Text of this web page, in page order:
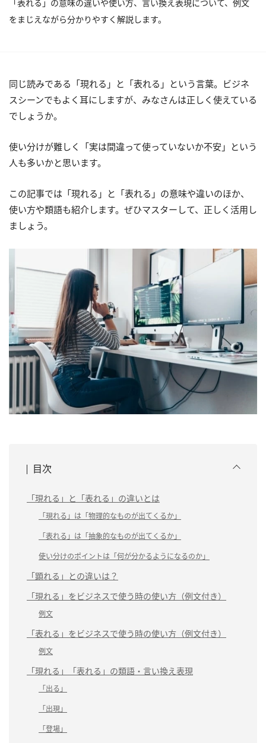
「表れる」の意味の違いや使い方、言い換え表現について、例文
をまじえながら分かりやすく解説します。
同じ読みである「現れる」と「表れる」という言葉。ビジネ
スシーンでもよく耳にしますが、みなさんは正しく使えている
でしょうか。
使い分けが難しく「実は間違って使っていないか不安」という
人も多いかと思います。
この記事では「現れる」と「表れる」の意味や違いのほか、
使い方や類語も紹介します。ぜひマスターして、正しく活用し
ましょう。
目次
「現れる」と「表れる」の違いとは
「現れる」は「物理的なものが出てくるか」
「表れる」は「抽象的なものが出てくるか」
使い分けのポイントは「何が分かるようになるのか」
「顕れる」との違いは？
「現れる」をビジネスで使う時の使い方（例文付き）
例文
「表れる」をビジネスで使う時の使い方（例文付き）
例文
「現れる」「表れる」の類語・言い換え表現
「出る」
「出現」
「登場」